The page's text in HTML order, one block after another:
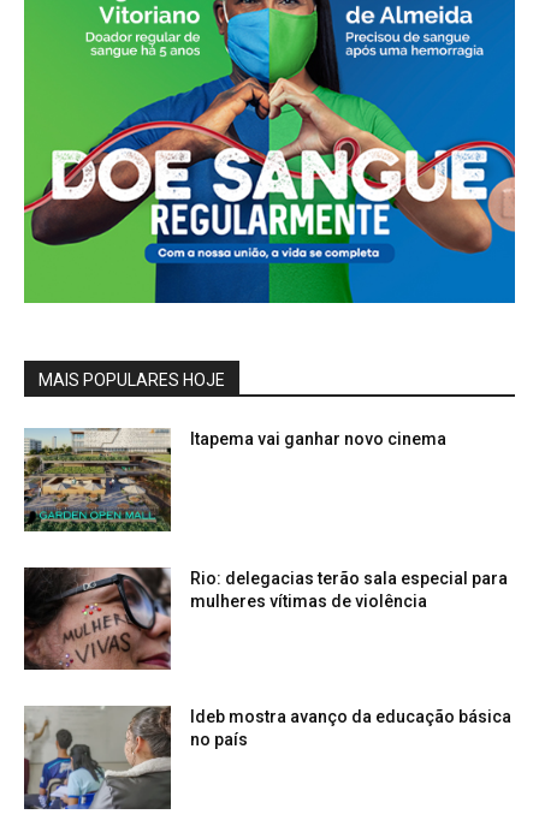
MAIS POPULARES HOJE
Itapema vai ganhar novo cinema
Rio: delegacias terão sala especial para
mulheres vítimas de violência
Ideb mostra avanço da educação básica
no país